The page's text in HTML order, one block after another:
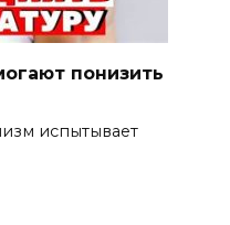
понизить
испытывает